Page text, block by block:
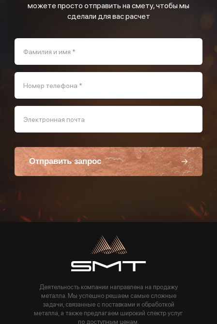
можете просто отправить на смету, чтобы мы
сделали для вас расчет
Фамилия и имя *
Номер телефона *
Электронная почта
Отправить запрос
Пользуясь данной формой вы соглашаетесь с политикой компании
Деятельность компании направлена на продажу
металла. Мы успешно решаем самые сложные
задачи, связанные с поставками и обработкой
металла, а также предлагаем широкий спектр услуг
по доступным ценам.